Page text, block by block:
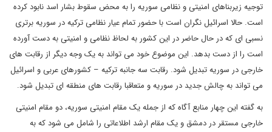
توجیه زیربناهای امنیتی و نظامی سوریه را به محض سقوط بشار اسد نابود کرده
است. حالا اسرائیل نگران است با حضور تمام عیار نظامی ترکیه در سوریه برتری
نسبی ای که در حال حاضر در این کشور به لحاظ نظامی و امنیتی به دست آورده
است را از دست بدهد. این موضوع خود می تواند به یک وجه دیگر از رقابت های
خارجی در سوریه تبدیل شود. رقابت سه جانبه ترکیه – کشورهای عربی و اسرائیل
می تواند به چالش جدید در سوریه و متعاقبا رقابت های منطقه ای تبدیل شود.
به گفته این چهار منابع آگاه که از جمله یک مقام امنیتی سوریه، دو مقام امنیتی
خارجی مستقر در دمشق و یک مقام ارشد اطلاعاتی را شامل می شود که به